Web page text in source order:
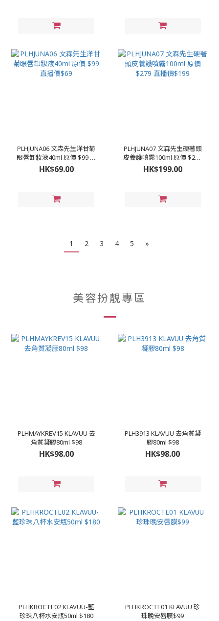
PLHJUNA06 文森先生洋甘菊
眼唇卸妝液40ml 原價 $99 直
播價$69
HK$69.00
PLHJUNA07 文森先生硬著頭
皮養護噴霧100ml 原價 $279
直播價$199
HK$199.00
1 2 3 4 5 »
美容扮靚專區
PLHMAYKREV15 KLAVUU 去
角質凝膠80ml $98
HK$98.00
PLH3913 KLAVUU 去角質凝
膠80ml $98
HK$98.00
PLHKROCTE02 KLAVUU-藍
珍珠八杯水安瓶50ml $180
PLHKROCTE01 KLAVUU 珍
珠晚安唇膜$99